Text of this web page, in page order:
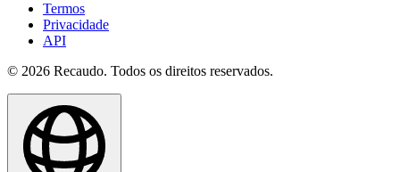
Termos
Privacidade
API
© 2026 Recaudo. Todos os direitos reservados.